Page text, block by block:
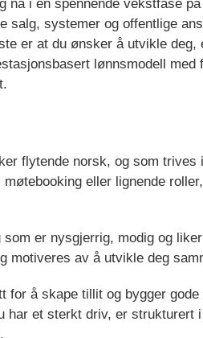
nå i en spennende vekstfase
salg, systemer og offentlige
er at du ønsker å utvikle deg,
lønnsmodell med
flytende norsk, og som trives
eller lignende
er nysgjerrig, modig og
motiveres av å utvikle deg
å skape tillit og bygger gode
har et sterkt driv, er strukturert